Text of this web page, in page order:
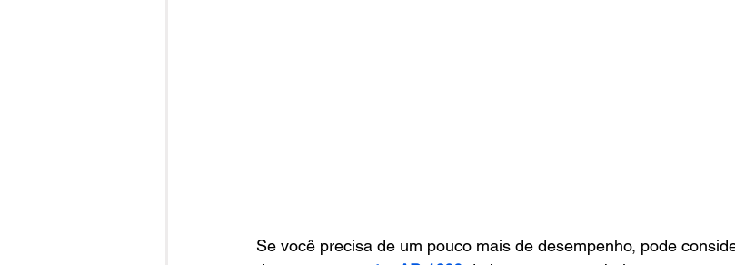
Se você precisa de um pouco mais de desempenho, pode